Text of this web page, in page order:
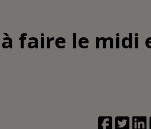
faire le midi